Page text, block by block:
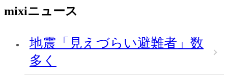
mixiニュース
地震「見えづらい避難者」数
多く